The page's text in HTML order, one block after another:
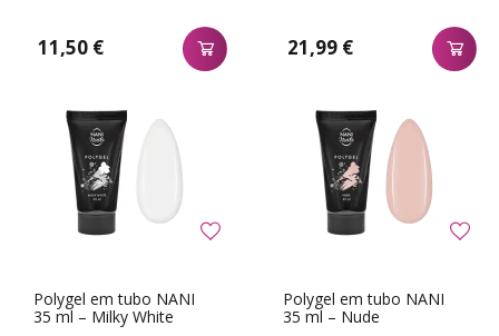
11,50 € 21,99 €
Polygel em tubo NANI
35 ml – Milky White
Polygel em tubo NANI
35 ml – Nude